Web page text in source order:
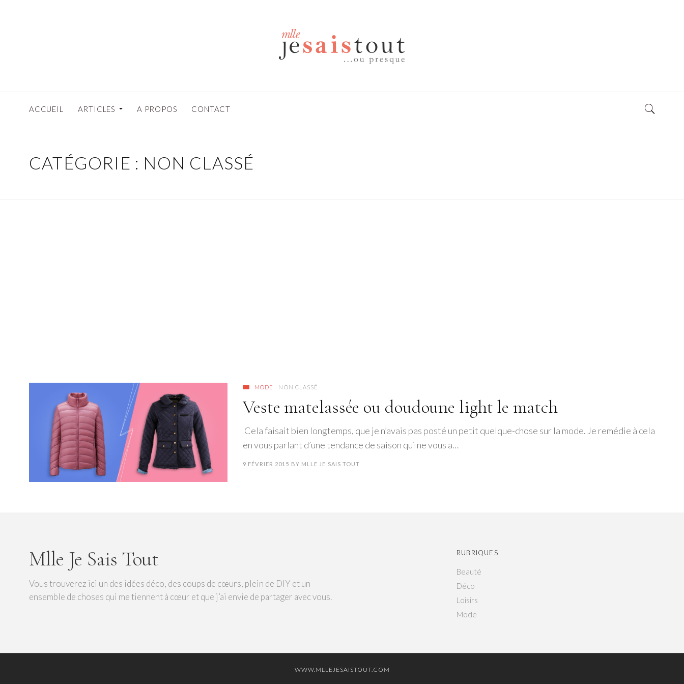
ACCUEIL ARTICLES A PROPOS CONTACT
CATÉGORIE : NON CLASSÉ
MODE NON CLASSÉ
Veste matelassée ou doudoune light le match
Cela faisait bien longtemps, que je n’avais pas posté un petit quelque-chose sur la mode. Je remédie à cela
en vous parlant d’une tendance de saison qui ne vous a…
9 FÉVRIER 2015 BY MLLE JE SAIS TOUT
Mlle Je Sais Tout
Vous trouverez ici un des idées déco, des coups de cœurs, plein de DIY et un
ensemble de choses qui me tiennent à cœur et que j’ai envie de partager avec vous.
RUBRIQUES
Beauté
Déco
Loisirs
Mode
WWW.MLLEJESAISTOUT.COM